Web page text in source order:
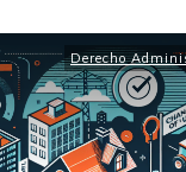
Derecho